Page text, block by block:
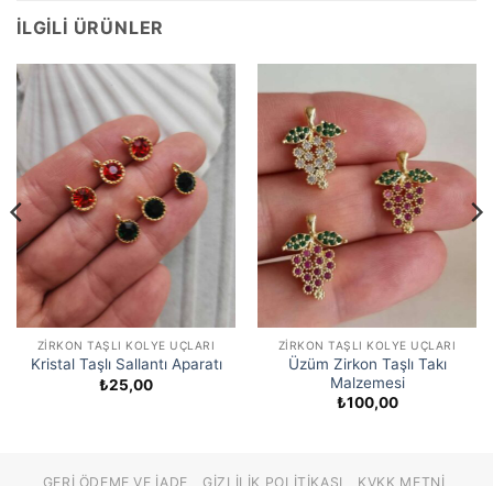
İLGILI ÜRÜNLER
ZIRKON TAŞLI KOLYE UÇLARI
Kristal Taşlı Sallantı Aparatı
₺25,00
ZIRKON TAŞLI KOLYE UÇLARI
Üzüm Zirkon Taşlı Takı
Malzemesi
₺100,00
GERI ÖDEME VE İADE GIZLILIK POLITIKASI KVKK METNI